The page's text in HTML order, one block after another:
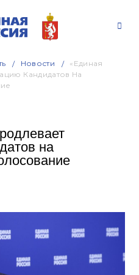
Новости
«Единая
Кандидатов На
на